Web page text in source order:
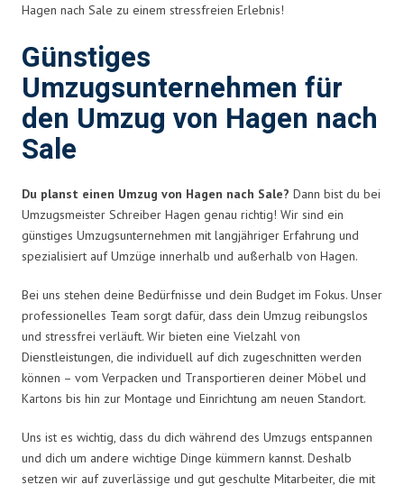
Hagen nach Sale zu einem stressfreien Erlebnis!
Günstiges
Umzugsunternehmen für
den Umzug von Hagen nach
Sale
Du planst einen Umzug von Hagen nach Sale? Dann bist du bei
Umzugsmeister Schreiber Hagen genau richtig! Wir sind ein
günstiges Umzugsunternehmen mit langjähriger Erfahrung und
spezialisiert auf Umzüge innerhalb und außerhalb von Hagen.
Bei uns stehen deine Bedürfnisse und dein Budget im Fokus. Unser
professionelles Team sorgt dafür, dass dein Umzug reibungslos
und stressfrei verläuft. Wir bieten eine Vielzahl von
Dienstleistungen, die individuell auf dich zugeschnitten werden
können – vom Verpacken und Transportieren deiner Möbel und
Kartons bis hin zur Montage und Einrichtung am neuen Standort.
Uns ist es wichtig, dass du dich während des Umzugs entspannen
und dich um andere wichtige Dinge kümmern kannst. Deshalb
setzen wir auf zuverlässige und gut geschulte Mitarbeiter, die mit